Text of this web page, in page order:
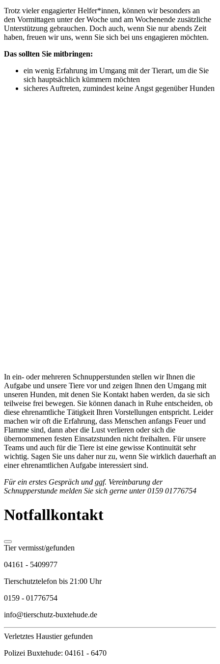
Trotz vieler engagierter Helfer*innen, können wir besonders an
den Vormittagen unter der Woche und am Wochenende zusätzliche
Unterstützung gebrauchen. Doch auch, wenn Sie nur abends Zeit
haben, freuen wir uns, wenn Sie sich bei uns engagieren möchten.
Das sollten Sie mitbringen:
ein wenig Erfahrung im Umgang mit der Tierart, um die Sie
sich hauptsächlich kümmern möchten
sicheres Auftreten, zumindest keine Angst gegenüber Hunden
In ein- oder mehreren Schnupperstunden stellen wir Ihnen die
Aufgabe und unsere Tiere vor und zeigen Ihnen den Umgang mit
unseren Hunden, mit denen Sie Kontakt haben werden, da sie sich
teilweise frei bewegen. Sie können danach in Ruhe entscheiden, ob
diese ehrenamtliche Tätigkeit Ihren Vorstellungen entspricht. Leider
machen wir oft die Erfahrung, dass Menschen anfangs Feuer und
Flamme sind, dann aber die Lust verlieren oder sich die
übernommenen festen Einsatzstunden nicht freihalten. Für unsere
Teams und auch für die Tiere ist eine gewisse Kontinuität sehr
wichtig. Sagen Sie uns daher nur zu, wenn Sie wirklich dauerhaft an
einer ehrenamtlichen Aufgabe interessiert sind.
Für ein erstes Gespräch und ggf. Vereinbarung der
Schnupperstunde melden Sie sich gerne unter 0159 01776754
Notfallkontakt
Tier vermisst/gefunden
04161 - 5409977
Tierschutztelefon bis 21:00 Uhr
0159 - 01776754
info@tierschutz-buxtehude.de
Verletztes Haustier gefunden
Polizei Buxtehude: 04161 - 6470